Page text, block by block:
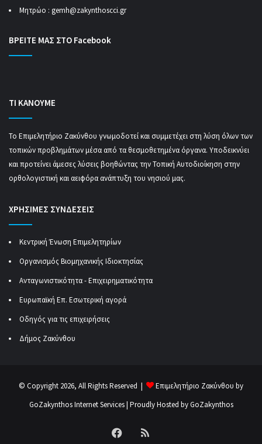
Μητρώο : gemh@zakynthoscci.gr
ΒΡΕΙΤΕ ΜΑΣ ΣΤΟ Facebook
ΤΙ ΚΑΝΟΥΜΕ
Το Επιμελητήριο Ζακύνθου γνωμοδοτεί και συμμετέχει στη λύση όλων των
τοπικών προβλημάτων μέσα από τα θεσμοθετημένα όργανα. Υποδεικνύει
και προτείνει άμεσες λύσεις βοηθώντας την Τοπική Αυτοδιοίκηση στην
ορθολογιστική και αειφόρα ανάπτυξη του νησιού μας.
ΧΡΗΣΙΜΕΣ ΣΥΝΔΕΣΕΙΣ
Κεντρική Ένωση Επιμελητηρίων
Οργανισμός Βιομηχανικής Ιδιοκτησίας
Ανταγωνιστικότητα - Επιχειρηματικότητα
Ευρωπαϊκή Επ. Εσωτερική αγορά
Οδηγός για τις επιχειρήσεις
Δήμος Ζακύνθου
© Copyright 2026, All Rights Reserved |
Επιμελητήριο Ζακύνθου by
GoZakynthos Internet Services| Proudly Hosted byGoZakynthos
Facebook